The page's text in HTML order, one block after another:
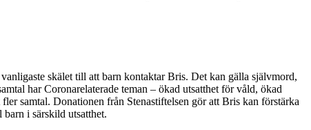
skälet till att barn kontaktar Bris. Det kan gälla självmord,
har Coronarelaterade teman – ökad utsatthet för våld, ökad
samtal. Donationen från Stenastiftelsen gör att Bris kan förstärka
i särskild utsatthet.